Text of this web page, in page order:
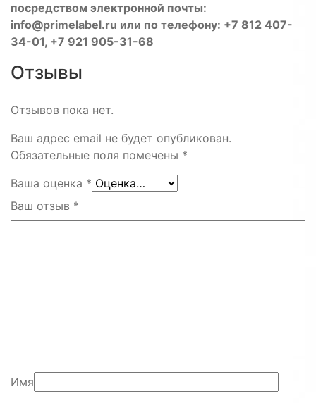
посредством электронной почты:
info@primelabel.ru или по телефону: +7 812 407-
34-01, +7 921 905-31-68
Отзывы
Отзывов пока нет.
Ваш адрес email не будет опубликован.
Обязательные поля помечены *
Ваша оценка *
Ваш отзыв *
Имя